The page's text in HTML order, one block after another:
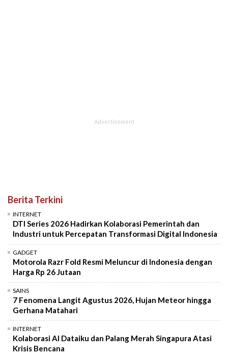
Berita Terkini
INTERNET
DTI Series 2026 Hadirkan Kolaborasi Pemerintah dan
Industri untuk Percepatan Transformasi Digital Indonesia
GADGET
Motorola Razr Fold Resmi Meluncur di Indonesia dengan
Harga Rp 26 Jutaan
SAINS
7 Fenomena Langit Agustus 2026, Hujan Meteor hingga
Gerhana Matahari
INTERNET
Kolaborasi AI Dataiku dan Palang Merah Singapura Atasi
Krisis Bencana